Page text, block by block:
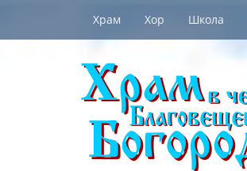
Храм Хор Школа